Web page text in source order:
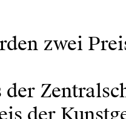
zwei